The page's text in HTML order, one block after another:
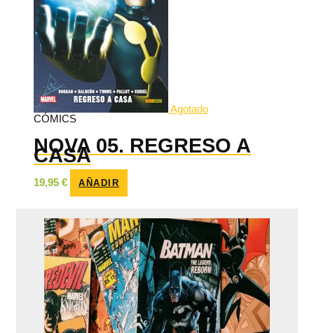
Agotado
CÓMICS
NOVA 05. REGRESO A
CASA
19,95 € AÑADIR